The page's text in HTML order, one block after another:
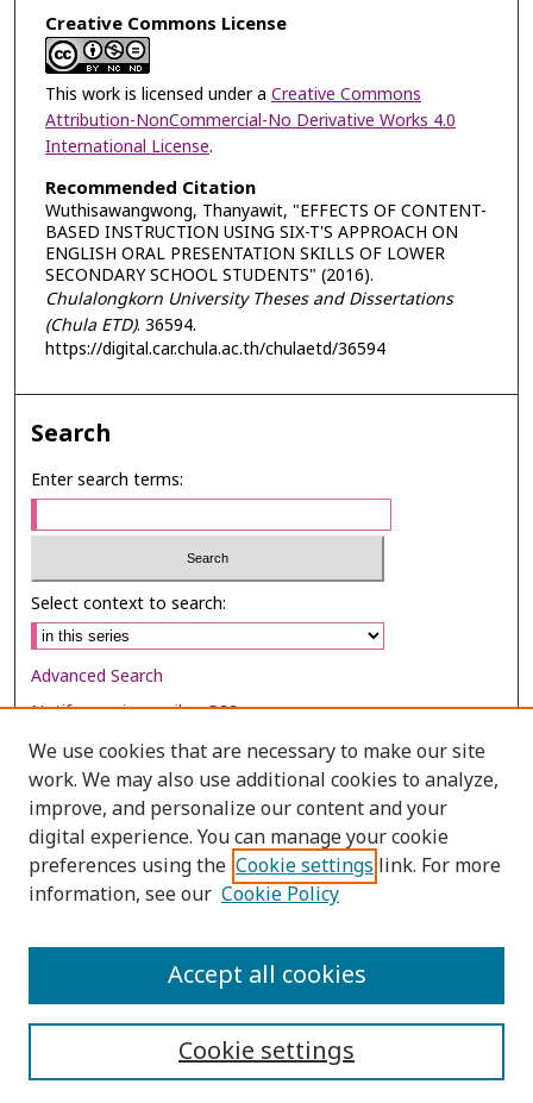
Creative Commons License
This work is licensed under a Creative Commons
Attribution-NonCommercial-No Derivative Works 4.0
International License.
Recommended Citation
Wuthisawangwong, Thanyawit, "EFFECTS OF CONTENT-
BASED INSTRUCTION USING SIX-T'S APPROACH ON
ENGLISH ORAL PRESENTATION SKILLS OF LOWER
SECONDARY SCHOOL STUDENTS" (2016).
Chulalongkorn University Theses and Dissertations
(Chula ETD). 36594.
https://digital.car.chula.ac.th/chulaetd/36594
Search
Enter search terms:
Select context to search:
Advanced Search
Notify me via email orRSS
Browse
Collections
Disciplines
Authors
We use cookies that are necessary to make our site
work. We may also use additional cookies to analyze,
improve, and personalize our content and your
digital experience. You can manage your cookie
preferences using the Cookie settings link. For more
information, see our Cookie Policy
Cookie settings
Accept all cookies